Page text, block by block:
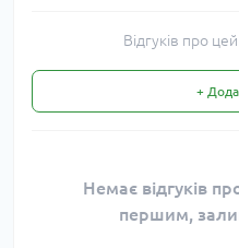
Відгуків про
+
Немає відгуків
першим,